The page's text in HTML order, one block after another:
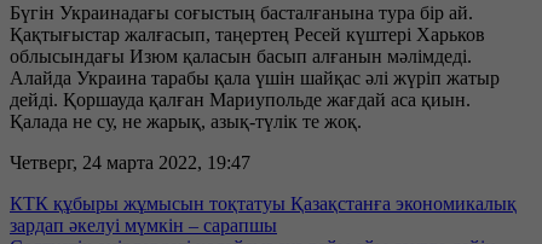
Бүгін Украинадағы соғыстың басталғанына тура бір ай.
Қақтығыстар жалғасып, таңертең Ресей күштері Харьков
облысындағы Изюм қаласын басып алғанын мәлімдеді.
Алайда Украина тарабы қала үшін шайқас әлі жүріп жатыр
дейді. Қоршауда қалған Мариупольде жағдай аса қиын.
Қалада не су, не жарық, азық-түлік те жоқ.
Четверг, 24 марта 2022, 19:47
КТК құбыры жұмысын тоқтатуы Қазақстанға экономикалық
зардап әкелуі мүмкін – сарапшы